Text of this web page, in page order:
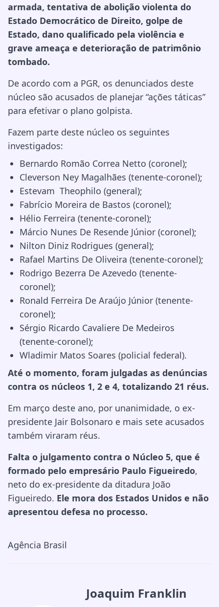
armada, tentativa de abolição violenta do
Estado Democrático de Direito, golpe de
Estado, dano qualificado pela violência e
grave ameaça e deterioração de patrimônio
tombado.
De acordo com a PGR, os denunciados deste
núcleo são acusados de planejar “ações táticas”
para efetivar o plano golpista.
Fazem parte deste núcleo os seguintes
investigados:
Bernardo Romão Correa Netto (coronel);
Cleverson Ney Magalhães (tenente-coronel);
Estevam Theophilo (general);
Fabrício Moreira de Bastos (coronel);
Hélio Ferreira (tenente-coronel);
Márcio Nunes De Resende Júnior (coronel);
Nilton Diniz Rodrigues (general);
Rafael Martins De Oliveira (tenente-coronel);
Rodrigo Bezerra De Azevedo (tenente-
coronel);
Ronald Ferreira De Araújo Júnior (tenente-
coronel);
Sérgio Ricardo Cavaliere De Medeiros
(tenente-coronel);
Wladimir Matos Soares (policial federal).
Até o momento, foram julgadas as denúncias
contra os núcleos 1, 2 e 4, totalizando 21 réus.
Em março deste ano, por unanimidade, o ex-
presidente Jair Bolsonaro e mais sete acusados
também viraram réus.
Falta o julgamento contra o Núcleo 5, que é
formado pelo empresário Paulo Figueiredo,
neto do ex-presidente da ditadura João
Figueiredo. Ele mora dos Estados Unidos e não
apresentou defesa no processo.
Agência Brasil
Joaquim Franklin